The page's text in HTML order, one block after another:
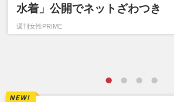
水着」公開でネットざわつき
週刊女性PRIME